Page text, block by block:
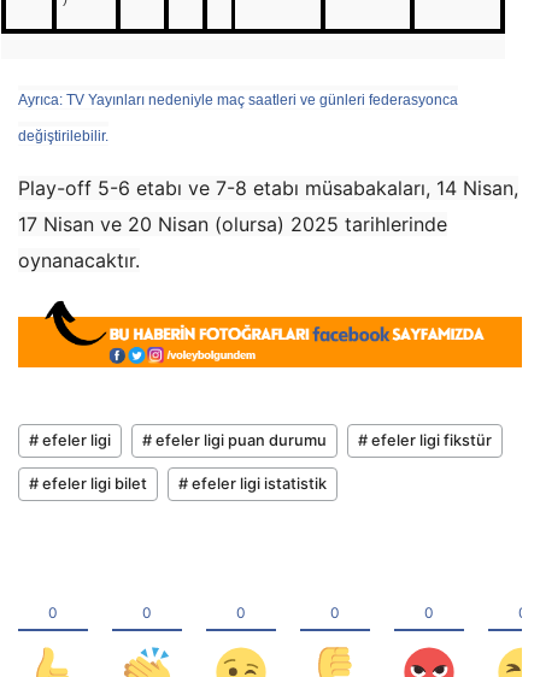
Ayrıca: TV Yayınları nedeniyle maç saatleri ve günleri federasyonca
değiştirilebilir.
Play-off 5-6 etabı ve 7-8 etabı müsabakaları, 14 Nisan,
17 Nisan ve 20 Nisan (olursa) 2025 tarihlerinde
oynanacaktır.
# efeler ligi # efeler ligi puan durumu # efeler ligi fikstür
# efeler ligi bilet # efeler ligi istatistik